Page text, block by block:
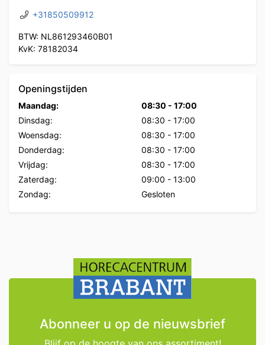
+31850509912
BTW: NL861293460B01
KvK: 78182034
Openingstijden
Maandag: 08:30 - 17:00
Dinsdag:
08:30 - 17:00
Woensdag:
08:30 - 17:00
Donderdag:
08:30 - 17:00
Vrijdag:
08:30 - 17:00
Zaterdag:
09:00 - 13:00
Zondag:
Gesloten
Abonneer u op de nieuwsbrief